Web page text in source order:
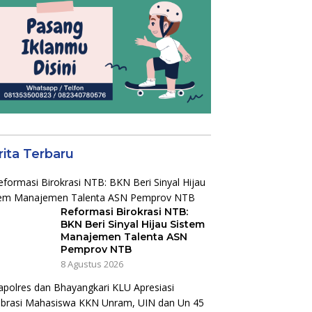
Terbaru
Reformasi Birokrasi NTB:
BKN Beri Sinyal Hijau Sistem
Manajemen Talenta ASN
Pemprov NTB
8 Agustus 2026